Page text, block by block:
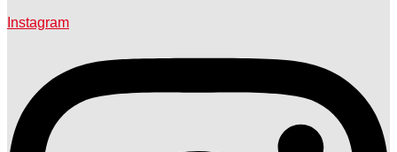
Instagram